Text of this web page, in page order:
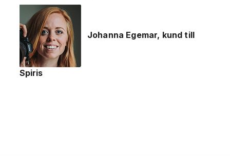
Johanna Egemar, kund till
Spiris